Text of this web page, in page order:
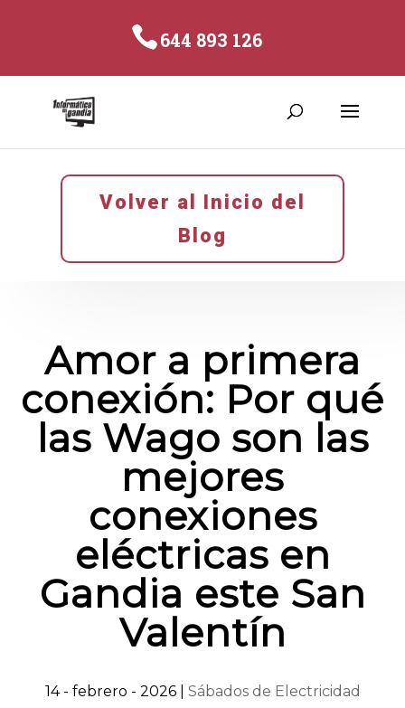
644 893 126
Volver al Inicio del
Blog
Amor a primera
conexión: Por qué
las Wago son las
mejores
conexiones
eléctricas en
Gandia este San
Valentín
14 - febrero - 2026| Sábados de Electricidad